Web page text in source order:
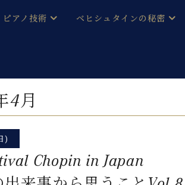
ンサート / C.ベヒシュタイン レジデンス
ベヒシュタイン コンサート
ピアノ技術
音色とタッチ
ベヒシュタイン・ジャパンの取り組
み
ピアノ製造番号
ベヒシュタインの秘密
ベヒシュタインの音色
迎。ベヒシュタイン・シューレ音
ヒシュタイン・セントラム 東京
4月
)
Chopin in Japan